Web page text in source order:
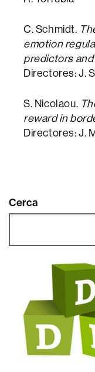
C. Schmidt.
emotion
predictors
Directores: J.
S. Nicolaou.
reward in
Directores: J.
Cerca